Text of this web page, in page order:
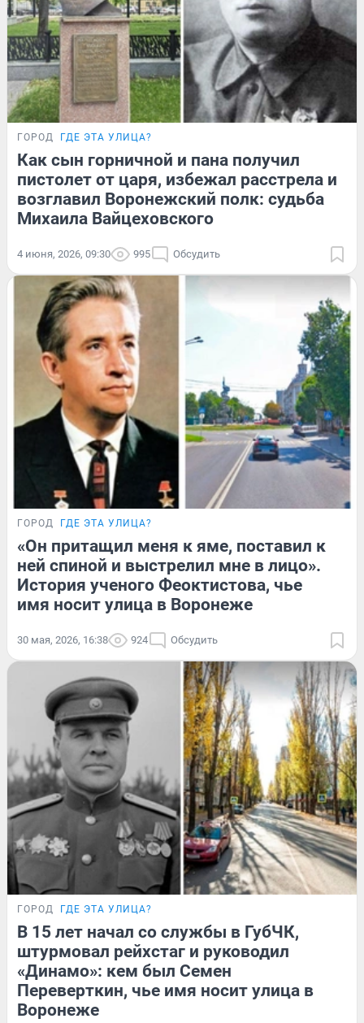
ГОРОД ГДЕ ЭТА УЛИЦА?
Как сын горничной и пана получил
пистолет от царя, избежал расстрела и
возглавил Воронежский полк: судьба
Михаила Вайцеховского
4 июня, 2026, 09:30 995 Обсудить
ГОРОД ГДЕ ЭТА УЛИЦА?
«Он притащил меня к яме, поставил к
ней спиной и выстрелил мне в лицо».
История ученого Феоктистова, чье
имя носит улица в Воронеже
30 мая, 2026, 16:38 924 Обсудить
ГОРОД ГДЕ ЭТА УЛИЦА?
В 15 лет начал со службы в ГубЧК,
штурмовал рейхстаг и руководил
«Динамо»: кем был Семен
Переверткин, чье имя носит улица в
Воронеже